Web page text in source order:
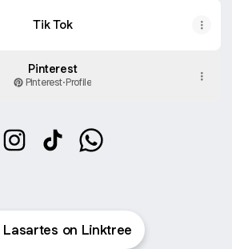
Tik Tok
Pinterest
Pinterest·Profile
Lasartes on Linktree